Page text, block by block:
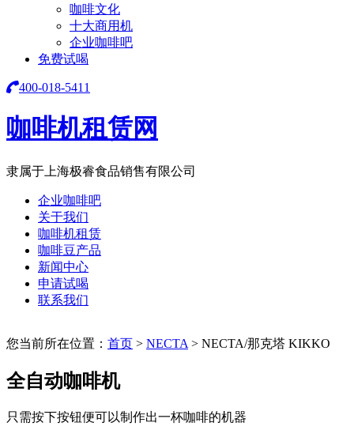
咖啡文化
十大商用机
企业咖啡吧
免费试喝
400-018-5411
咖啡机租赁网
隶属于上海极睿食品销售有限公司
企业咖啡吧
关于我们
咖啡机租赁
咖啡豆产品
新闻中心
申请试喝
联系我们
您当前所在位置： 首页 > NECTA > NECTA/那克塔 KIKKO
全自动咖啡机
只需按下按钮便可以制作出一杯咖啡的机器